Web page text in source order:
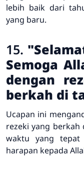
lebih baik dari
yang baru.
15.
Semoga
dengan
berkah di
Ucapan ini
rezeki yang berkah
waktu yang
harapan kepada